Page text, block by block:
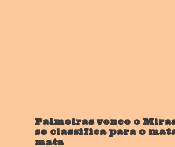
Palmeiras vence o
se classifica para o
mata